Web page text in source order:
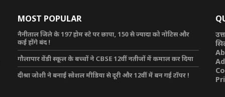
MOST POPULAR
नैनीताल जिले के 197 होम स्टे पर छापा, 150 से ज्यादा को नोटिस और
कई होंगे बंद !
गौलापार वेंडी स्कूल के बच्चों ने CBSE 12वीं नतीजों में कमाल कर दिया
दीश्रा जोशी ने बनाई सोशल मीडिया से दूरी और 12वीं में बन गई टॉपर !